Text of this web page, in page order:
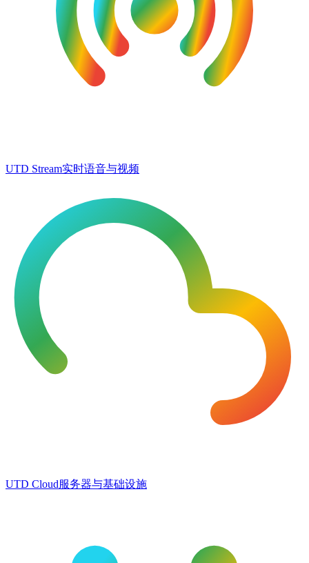
UTD Stream实时语音与视频
UTD Cloud服务器与基础设施